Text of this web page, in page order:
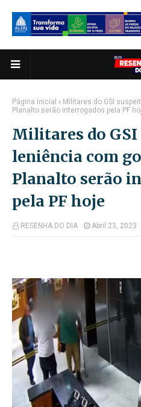
Página inicial
Militares do GSI
Planalto serão interrogados pela PF
Militares do GSI
leniência com
Planalto serão
pela PF hoje
RESENHA DO DIA Abril 23, 2023